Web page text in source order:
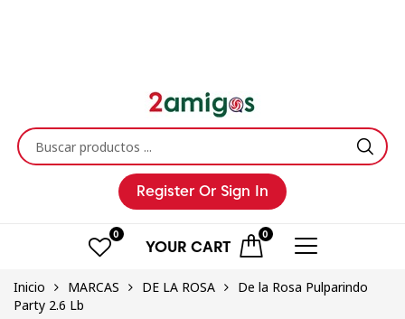
Register Or Sign In
0 0
YOUR CART
Inicio MARCAS DE LA ROSA
De la Rosa Pulparindo
Party 2.6 Lb